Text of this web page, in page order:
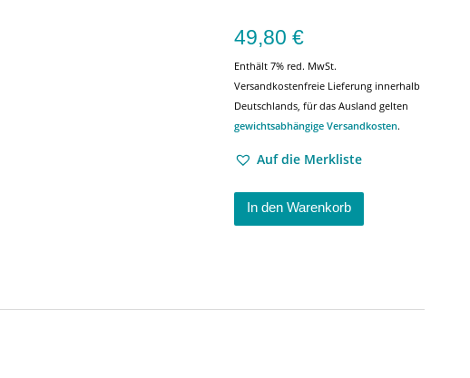
49,80 €
Enthält 7% red. MwSt.
Versandkostenfreie Lieferung innerhalb
Deutschlands, für das Ausland gelten
gewichtsabhängige Versandkosten.
Auf die Merkliste
In den Warenkorb